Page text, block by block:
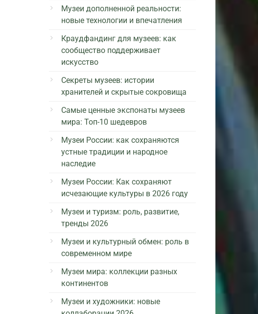
Музеи дополненной реальности:
новые технологии и впечатления
Краудфандинг для музеев: как
сообщество поддерживает
искусство
Секреты музеев: истории
хранителей и скрытые сокровища
Самые ценные экспонаты музеев
мира: Топ-10 шедевров
Музеи России: как сохраняются
устные традиции и народное
наследие
Музеи России: Как сохраняют
исчезающие культуры в 2026 году
Музеи и туризм: роль, развитие,
тренды 2026
Музеи и культурный обмен: роль в
современном мире
Музеи мира: коллекции разных
континентов
Музеи и художники: новые